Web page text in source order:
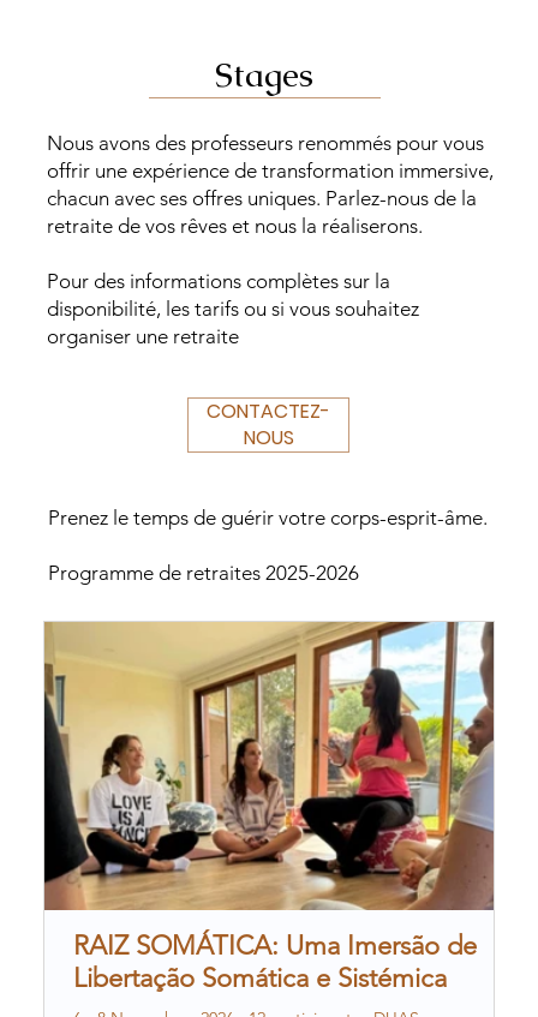
Stages
Nous avons des professeurs renommés pour vous
offrir une expérience de transformation immersive,
chacun avec ses offres uniques. Parlez-nous de la
retraite de vos rêves et nous la réaliserons.
Pour des informations complètes sur la
disponibilité, les tarifs ou si vous souhaitez
organiser une retraite
CONTACTEZ-
NOUS
Prenez le temps de guérir votre corps-esprit-âme.
Programme de retraites 2025-2026
RAIZ SOMÁTICA: Uma Imersão de
Libertação Somática e Sistémica